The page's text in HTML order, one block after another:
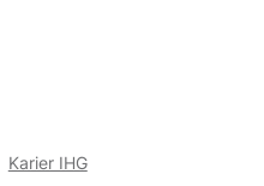
Karier IHG